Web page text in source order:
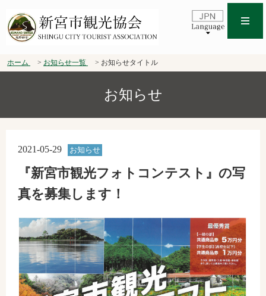
ホーム お知らせ一覧 お知らせタイトル
お知らせ
2021-05-29 お知らせ
『新宮市観光フォトコンテスト』の写
真を募集します！